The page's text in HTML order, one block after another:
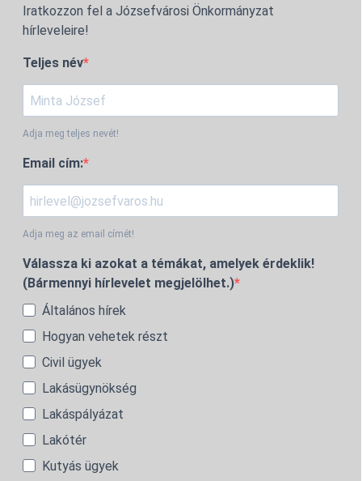
Iratkozzon fel a Józsefvárosi Önkormányzat
hírleveleire!
Teljes név
Adja meg teljes nevét!
Email cím:
Adja meg az email címét!
Válassza ki azokat a témákat, amelyek érdeklik!
(Bármennyi hírlevelet megjelölhet.)
Általános hírek
Hogyan vehetek részt
Civil ügyek
Lakásügynökség
Lakáspályázat
Lakótér
Kutyás ügyek